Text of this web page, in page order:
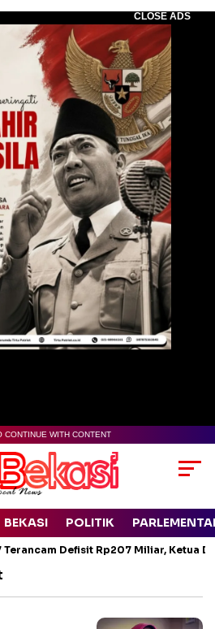
CLOSE ADS
CONTINUE WITH CONTENT
BEKASI POLITIK
Terancam Defisit Rp207 Miliar, Ketua